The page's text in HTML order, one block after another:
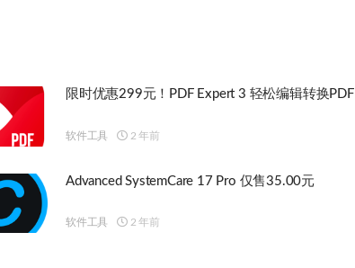
限时优惠299元！PDF Expert 3 轻松编辑转换PDF
软件工具 2 年前
Advanced SystemCare 17 Pro 仅售35.00元
软件工具 2 年前